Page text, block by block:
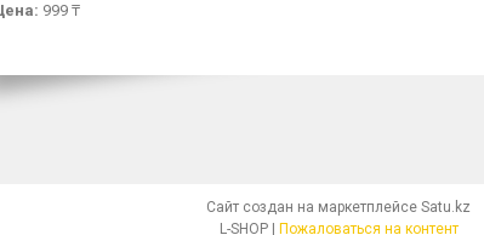
999 ₸
Сайт создан на маркетплейсе Satu.kz
Пожаловаться на контент